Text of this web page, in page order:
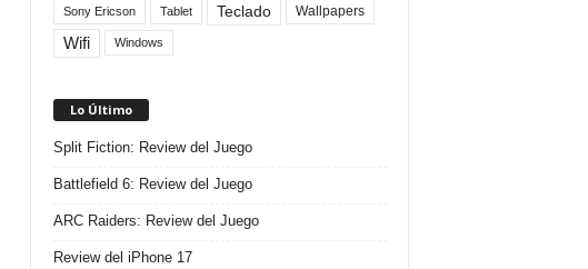
Sony Ericson Tablet Teclado Wallpapers
Wifi Windows
Lo Último
Split Fiction: Review del Juego
Battlefield 6: Review del Juego
ARC Raiders: Review del Juego
Review del iPhone 17